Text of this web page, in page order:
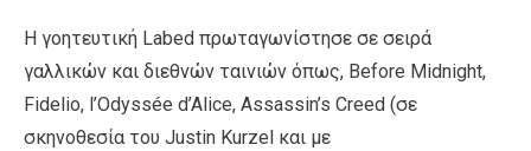
Η γοητευτική Labed πρωταγωνίστησε σε σειρά
γαλλικών και διεθνών ταινιών όπως, Before Midnight,
Fidelio, l’Odyssée d’Alice, Assassin’s Creed (σε
σκηνοθεσία του Justin Kurzel και με